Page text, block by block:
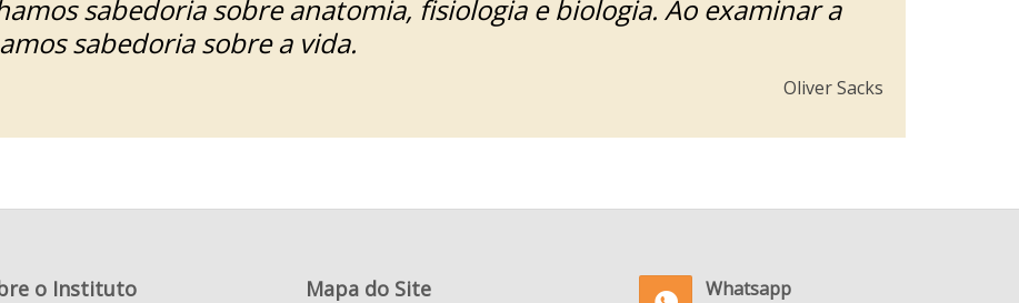
sabedoria sobre anatomia, fisiologia e biologia. Ao examinar a
sabedoria sobre a vida.
Oliver Sacks
o Instituto Mapa do Site Whatsapp